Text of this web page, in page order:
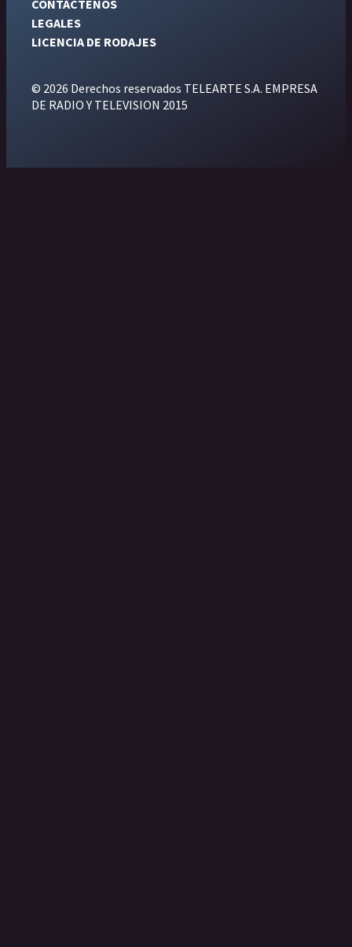
CONTÁCTENOS
LEGALES
LICENCIA DE RODAJES
© 2026 Derechos reservados TELEARTE S.A. EMPRESA
DE RADIO Y TELEVISION 2015